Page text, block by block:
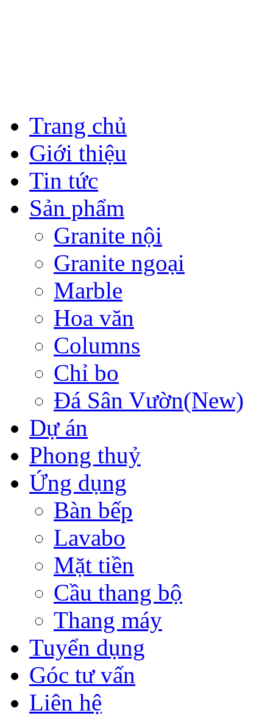
Trang chủ
Giới thiệu
Tin tức
Sản phẩm
Granite nội
Granite ngoại
Marble
Hoa văn
Columns
Chỉ bo
Đá Sân Vườn(New)
Dự án
Phong thuỷ
Ứng dụng
Bàn bếp
Lavabo
Mặt tiền
Cầu thang bộ
Thang máy
Tuyển dụng
Góc tư vấn
Liên hệ